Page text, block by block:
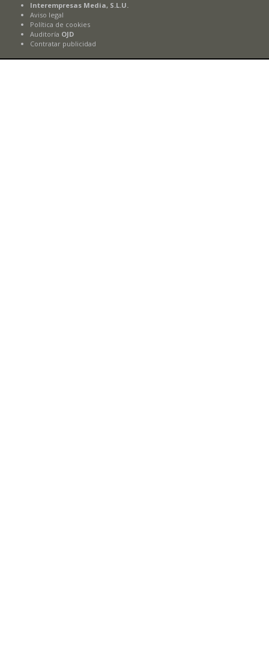
Interempresas Media, S.L.U.
Aviso legal
Política de cookies
Auditoría OJD
Contratar publicidad